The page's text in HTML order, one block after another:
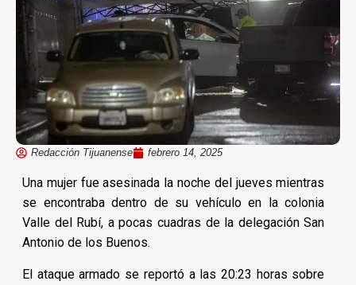
Redacción Tijuanense febrero 14, 2025
Una mujer fue asesinada la noche del jueves mientras
se encontraba dentro de su vehículo en la colonia
Valle del Rubí, a pocas cuadras de la delegación San
Antonio de los Buenos.
El ataque armado se reportó a las 20:23 horas sobre